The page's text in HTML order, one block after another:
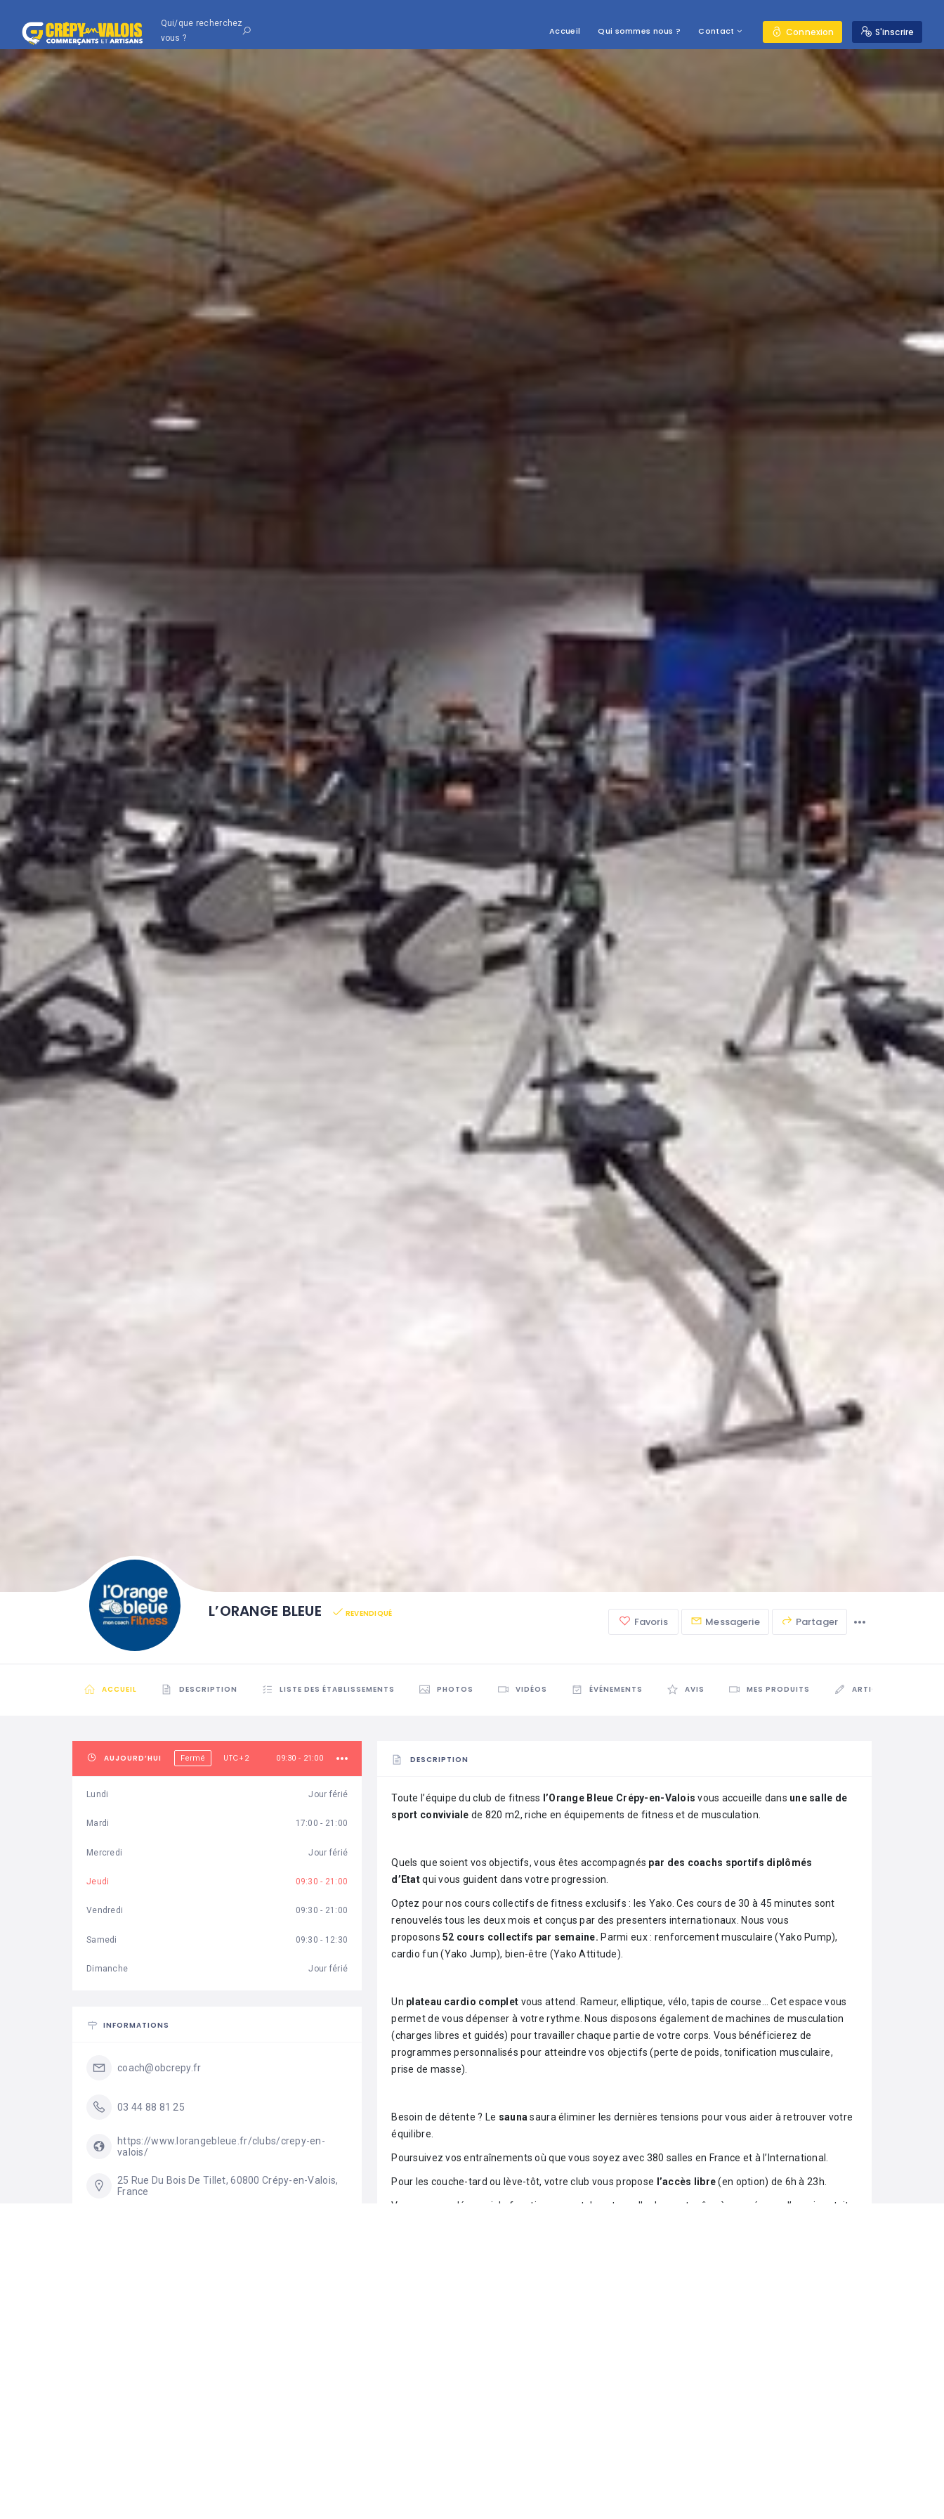
Qui/que recherchez
vous ?
Accueil Qui sommes nous ? Contact Connexion S'inscrire
L’ORANGE BLEUE REVENDIQUÉ
Favoris Messagerie Partager
ACCUEIL DESCRIPTION LISTE DES ÉTABLISSEMENTS PHOTOS VIDÉOS ÉVÉNEMENTS AVIS MES PRODUITS ARTICLES
DESCRIPTION
Toute l’équipe du club de fitness l’Orange Bleue Crépy-en-Valois vous accueille dans une salle de
sport conviviale de 820 m2, riche en équipements de fitness et de musculation.
Quels que soient vos objectifs, vous êtes accompagnés par des coachs sportifs diplômés
d’Etatqui vous guident dans votre progression.
Optez pour nos cours collectifs de fitness exclusifs : les Yako. Ces cours de 30 à 45 minutes sont
renouvelés tous les deux mois et conçus par des presenters internationaux. Nous vous
proposons52 cours collectifs par semaine. Parmi eux : renforcement musculaire (Yako Pump),
cardio fun (Yako Jump), bien-être (Yako Attitude).
Un plateau cardio complet vous attend. Rameur, elliptique, vélo, tapis de course… Cet espace vous
permet de vous dépenser à votre rythme. Nous disposons également de machines de musculation
(charges libres et guidés) pour travailler chaque partie de votre corps. Vous bénéficierez de
programmes personnalisés pour atteindre vos objectifs (perte de poids, tonification musculaire,
prise de masse).
Besoin de détente ? Le sauna saura éliminer les dernières tensions pour vous aider à retrouver votre
équilibre.
Poursuivez vos entraînements où que vous soyez avec 380 salles en France et à l’International.
Pour les couche-tard ou lève-tôt, votre club vous propose l’accès libre(en option) de 6h à 23h.
Vous pouvez découvrir le fonctionnement de votre salle de sport grâce à une séance d’essai gratuite.
AUJOURD’HUI Fermé UTC+2 09:30 - 21:00
Lundi Jour férié
Mardi 17:00 - 21:00
Mercredi Jour férié
Jeudi 09:30 - 21:00
Vendredi 09:30 - 21:00
Samedi 09:30 - 12:30
Dimanche Jour férié
INFORMATIONS
coach@obcrepy.fr
03 44 88 81 25
https://www.lorangebleue.fr/clubs/crepy-en-
valois/
25 Rue Du Bois De Tillet, 60800 Crépy-en-Valois,
France